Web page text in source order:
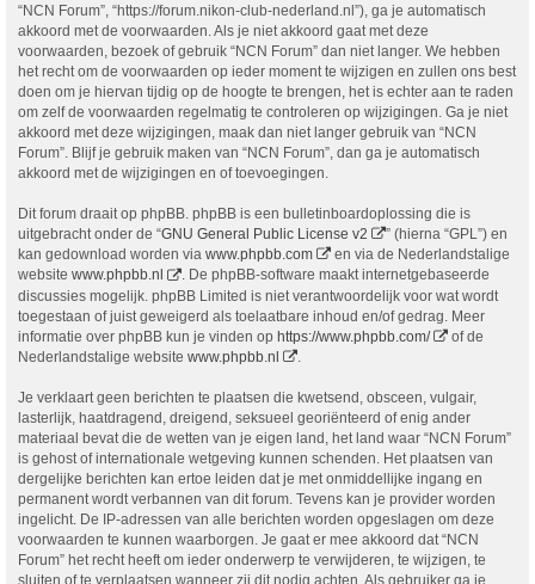
“NCN Forum”, “https://forum.nikon-club-nederland.nl”), ga je automatisch
akkoord met de voorwaarden. Als je niet akkoord gaat met deze
voorwaarden, bezoek of gebruik “NCN Forum” dan niet langer. We hebben
het recht om de voorwaarden op ieder moment te wijzigen en zullen ons best
doen om je hiervan tijdig op de hoogte te brengen, het is echter aan te raden
om zelf de voorwaarden regelmatig te controleren op wijzigingen. Ga je niet
akkoord met deze wijzigingen, maak dan niet langer gebruik van “NCN
Forum”. Blijf je gebruik maken van “NCN Forum”, dan ga je automatisch
akkoord met de wijzigingen en of toevoegingen.
Dit forum draait op phpBB. phpBB is een bulletinboardoplossing die is
uitgebracht onder de “GNU General Public License v2
” (hierna “GPL”) en
kan gedownload worden via www.phpbb.com
en via de Nederlandstalige
website www.phpbb.nl
. De phpBB-software maakt internetgebaseerde
discussies mogelijk. phpBB Limited is niet verantwoordelijk voor wat wordt
toegestaan of juist geweigerd als toelaatbare inhoud en/of gedrag. Meer
informatie over phpBB kun je vinden op https://www.phpbb.com/
of de
Nederlandstalige website www.phpbb.nl .
Je verklaart geen berichten te plaatsen die kwetsend, obsceen, vulgair,
lasterlijk, haatdragend, dreigend, seksueel georiënteerd of enig ander
materiaal bevat die de wetten van je eigen land, het land waar “NCN Forum”
is gehost of internationale wetgeving kunnen schenden. Het plaatsen van
dergelijke berichten kan ertoe leiden dat je met onmiddellijke ingang en
permanent wordt verbannen van dit forum. Tevens kan je provider worden
ingelicht. De IP-adressen van alle berichten worden opgeslagen om deze
voorwaarden te kunnen waarborgen. Je gaat er mee akkoord dat “NCN
Forum” het recht heeft om ieder onderwerp te verwijderen, te wijzigen, te